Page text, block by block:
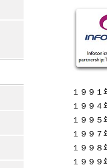
１９９
１９９
１９９
１９９
１９９
１９９